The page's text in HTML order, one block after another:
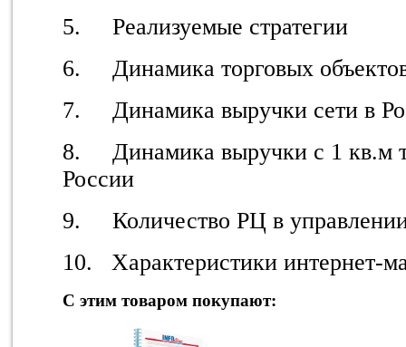
5. Реализуемые стратегии
6. Динамика торговых
7. Динамика выручки сети в
8. Динамика выручки с 1 кв.м
России
9. Количество РЦ в
10. Характеристики интернет-
С этим товаром покупают: